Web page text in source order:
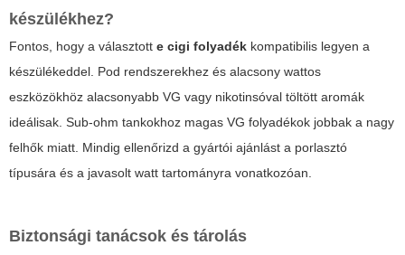
készülékhez?
Fontos, hogy a választott e cigi folyadék kompatibilis legyen a
készülékeddel. Pod rendszerekhez és alacsony wattos
eszközökhöz alacsonyabb VG vagy nikotinsóval töltött aromák
ideálisak. Sub-ohm tankokhoz magas VG folyadékok jobbak a nagy
felhők miatt. Mindig ellenőrizd a gyártói ajánlást a porlasztó
típusára és a javasolt watt tartományra vonatkozóan.
Biztonsági tanácsok és tárolás